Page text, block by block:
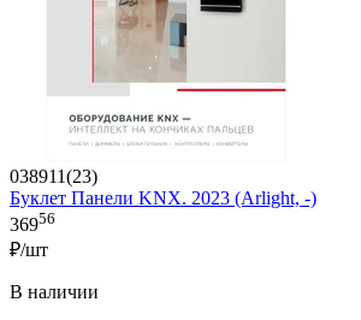
038911(23)
Буклет Панели KNX. 2023 (Arlight, -)
36956
₽/шт
В наличии